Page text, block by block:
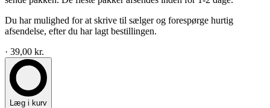
Du har mulighed for at skrive til sælger og forespørge hurtig
afsendelse, efter du har lagt bestillingen.
· 39,00 kr.
Læg i kurv